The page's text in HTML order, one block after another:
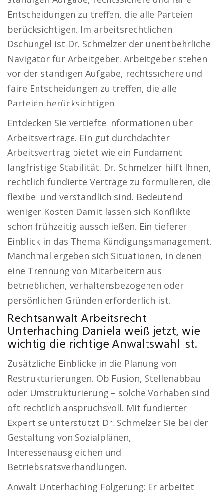
Entscheidungen zu treffen, die alle Parteien
berücksichtigen. Im arbeitsrechtlichen
Dschungel ist Dr. Schmelzer der unentbehrliche
Navigator für Arbeitgeber. Arbeitgeber stehen
vor der ständigen Aufgabe, rechtssichere und
faire Entscheidungen zu treffen, die alle
Parteien berücksichtigen.
Entdecken Sie vertiefte Informationen über
Arbeitsverträge. Ein gut durchdachter
Arbeitsvertrag bietet wie ein Fundament
langfristige Stabilität. Dr. Schmelzer hilft Ihnen,
rechtlich fundierte Verträge zu formulieren, die
flexibel und verständlich sind. Bedeutend
weniger Kosten Damit lassen sich Konflikte
schon frühzeitig ausschließen. Ein tieferer
Einblick in das Thema Kündigungsmanagement.
Manchmal ergeben sich Situationen, in denen
eine Trennung von Mitarbeitern aus
betrieblichen, verhaltensbezogenen oder
persönlichen Gründen erforderlich ist.
Rechtsanwalt Arbeitsrecht
Unterhaching Daniela weiß jetzt, wie
wichtig die richtige Anwaltswahl ist.
Zusätzliche Einblicke in die Planung von
Restrukturierungen. Ob Fusion, Stellenabbau
oder Umstrukturierung – solche Vorhaben sind
oft rechtlich anspruchsvoll. Mit fundierter
Expertise unterstützt Dr. Schmelzer Sie bei der
Gestaltung von Sozialplänen,
Interessenausgleichen und
Betriebsratsverhandlungen.
Anwalt Unterhaching Folgerung: Er arbeitet